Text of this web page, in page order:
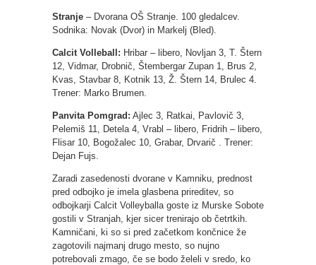
Stranje – Dvorana OŠ Stranje. 100 gledalcev.
Sodnika: Novak (Dvor) in Markelj (Bled).
Calcit Volleball: Hribar – libero, Novljan 3, T. Štern
12, Vidmar, Drobnič, Štembergar Zupan 1, Brus 2,
Kvas, Stavbar 8, Kotnik 13, Ž. Štern 14, Brulec 4.
Trener: Marko Brumen.
Panvita Pomgrad: Ajlec 3, Ratkai, Pavlovič 3,
Pelemiš 11, Detela 4, Vrabl – libero, Fridrih – libero,
Flisar 10, Bogožalec 10, Grabar, Drvarič . Trener:
Dejan Fujs.
Zaradi zasedenosti dvorane v Kamniku, prednost
pred odbojko je imela glasbena prireditev, so
odbojkarji Calcit Volleyballa goste iz Murske Sobote
gostili v Stranjah, kjer sicer trenirajo ob četrtkih.
Kamničani, ki so si pred začetkom končnice že
zagotovili najmanj drugo mesto, so nujno
potrebovali zmago, če se bodo želeli v sredo, ko